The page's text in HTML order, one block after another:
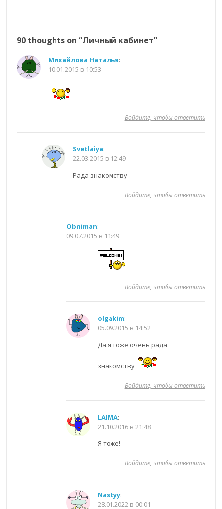
90 thoughts on “Личный кабинет”
Михайлова Наталья:
10.01.2015 в 10:53
Войдите, чтобы ответить
Svetlaiya:
22.03.2015 в 12:49
Рада знакомству
Войдите, чтобы ответить
Obniman:
09.07.2015 в 11:49
Войдите, чтобы ответить
olgakim:
05.09.2015 в 14:52
Да.я тоже очень рада
знакомству
Войдите, чтобы ответить
LAIMA:
21.10.2016 в 21:48
Я тоже!
Войдите, чтобы ответить
Nastyy:
28.01.2022 в 00:01